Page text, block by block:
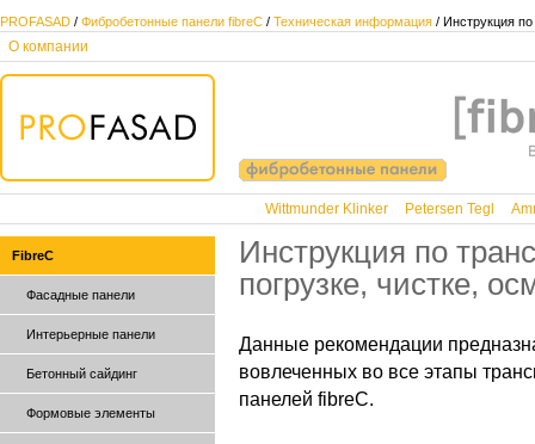
PROFASAD / Фибробетонные панели fibreC / Техническая информация / Инструкция по
О компании
Wittmunder Klinker Petersen Tegl
FibreC
Фасадные панели
Интерьерные панели
Бетонный сайдинг
Формовые элементы
Инструкция по
погрузке, чистке,
Данные рекомендации
вовлеченных во все этапы
панелей fibreC.